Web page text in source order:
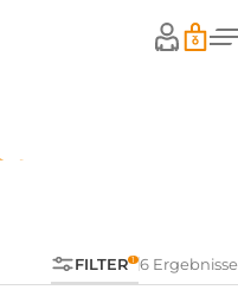
6 Ergebnisse
FILTER